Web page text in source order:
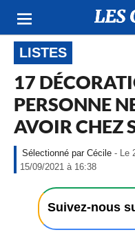
LISTES
17
PERSONNE
AVOIR CHEZ
Cécile - Le
15/09/2021 à 16:38
2
/
Suivez-nous